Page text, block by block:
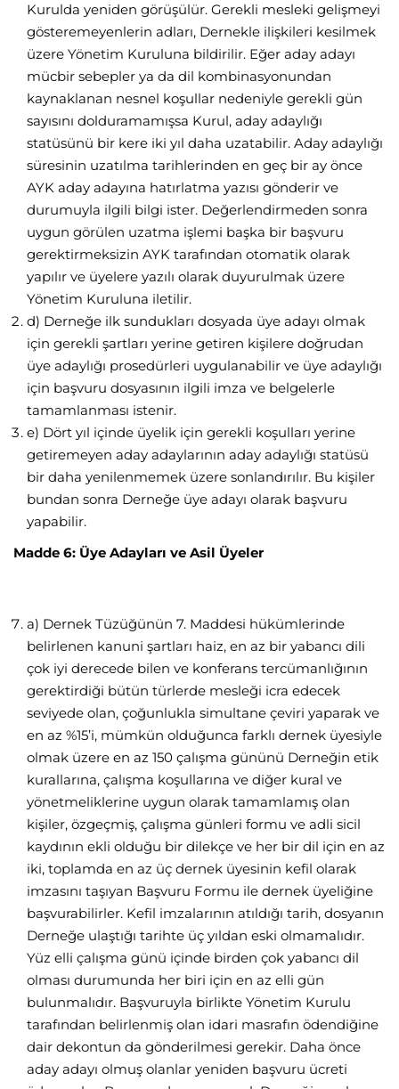
Kurulda yeniden görüşülür. Gerekli mesleki gelişmeyi
gösteremeyenlerin adları, Dernekle ilişkileri kesilmek
üzere Yönetim Kuruluna bildirilir. Eğer aday adayı
mücbir sebepler ya da dil kombinasyonundan
kaynaklanan nesnel koşullar nedeniyle gerekli gün
sayısını dolduramamışsa Kurul, aday adaylığı
statüsünü bir kere iki yıl daha uzatabilir. Aday adaylığı
süresinin uzatılma tarihlerinden en geç bir ay önce
AYK aday adayına hatırlatma yazısı gönderir ve
durumuyla ilgili bilgi ister. Değerlendirmeden sonra
uygun görülen uzatma işlemi başka bir başvuru
gerektirmeksizin AYK tarafından otomatik olarak
yapılır ve üyelere yazılı olarak duyurulmak üzere
Yönetim Kuruluna iletilir.
d) Derneğe ilk sundukları dosyada üye adayı olmak
için gerekli şartları yerine getiren kişilere doğrudan
üye adaylığı prosedürleri uygulanabilir ve üye adaylığı
için başvuru dosyasının ilgili imza ve belgelerle
tamamlanması istenir.
e) Dört yıl içinde üyelik için gerekli koşulları yerine
getiremeyen aday adaylarının aday adaylığı statüsü
bir daha yenilenmemek üzere sonlandırılır. Bu kişiler
bundan sonra Derneğe üye adayı olarak başvuru
yapabilir.
Madde 6: Üye Adayları ve Asil Üyeler
a) Dernek Tüzüğünün 7. Maddesi hükümlerinde
belirlenen kanuni şartları haiz, en az bir yabancı dili
çok iyi derecede bilen ve konferans tercümanlığının
gerektirdiği bütün türlerde mesleği icra edecek
seviyede olan, çoğunlukla simultane çeviri yaparak ve
en az %15’i, mümkün olduğunca farklı dernek üyesiyle
olmak üzere en az 150 çalışma gününü Derneğin etik
kurallarına, çalışma koşullarına ve diğer kural ve
yönetmeliklerine uygun olarak tamamlamış olan
kişiler, özgeçmiş, çalışma günleri formu ve adli sicil
kaydının ekli olduğu bir dilekçe ve her bir dil için en az
iki, toplamda en az üç dernek üyesinin kefil olarak
imzasını taşıyan Başvuru Formu ile dernek üyeliğine
başvurabilirler. Kefil imzalarının atıldığı tarih, dosyanın
Derneğe ulaştığı tarihte üç yıldan eski olmamalıdır.
Yüz elli çalışma günü içinde birden çok yabancı dil
olması durumunda her biri için en az elli gün
bulunmalıdır. Başvuruyla birlikte Yönetim Kurulu
tarafından belirlenmiş olan idari masrafın ödendiğine
dair dekontun da gönderilmesi gerekir. Daha önce
aday adayı olmuş olanlar yeniden başvuru ücreti